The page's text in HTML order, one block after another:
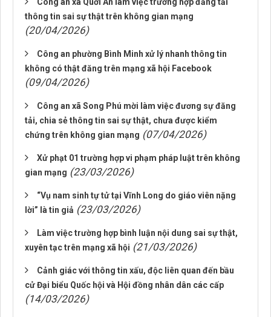
thông tin sai sự thật trên không gian mạng
(20/04/2026)
Công an phường Bình Minh xử lý nhanh thông tin
không có thật đăng trên mạng xã hội Facebook
(09/04/2026)
Công an xã Song Phú mời làm việc đương sự đăng
tải, chia sẻ thông tin sai sự thật, chưa được kiểm
chứng trên không gian mạng (07/04/2026)
Xử phạt 01 trường hợp vi phạm pháp luật trên không
gian mạng (23/03/2026)
“Vụ nam sinh tự tử tại Vĩnh Long do giáo viên nặng
lời” là tin giả (23/03/2026)
Làm việc trường hợp bình luận nội dung sai sự thật,
xuyên tạc trên mạng xã hội (21/03/2026)
Cảnh giác với thông tin xấu, độc liên quan đến bầu
cử Đại biểu Quốc hội và Hội đồng nhân dân các cấp
(14/03/2026)